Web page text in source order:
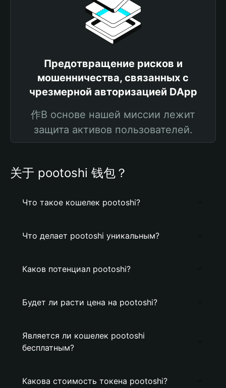
Предотвращение рисков и
мошенничества, связанных с
чрезмерной авторизацией DApp
作В основе нашей миссии лежит
защита активов пользователей.
关于 pootoshi 钱包？
Что такое кошелек pootoshi?
Что делает pootoshi уникальным?
Каков потенциал pootoshi?
Будет ли расти цена на pootoshi?
Является ли кошелек pootoshi
бесплатным?
Какова стоимость токена pootoshi?